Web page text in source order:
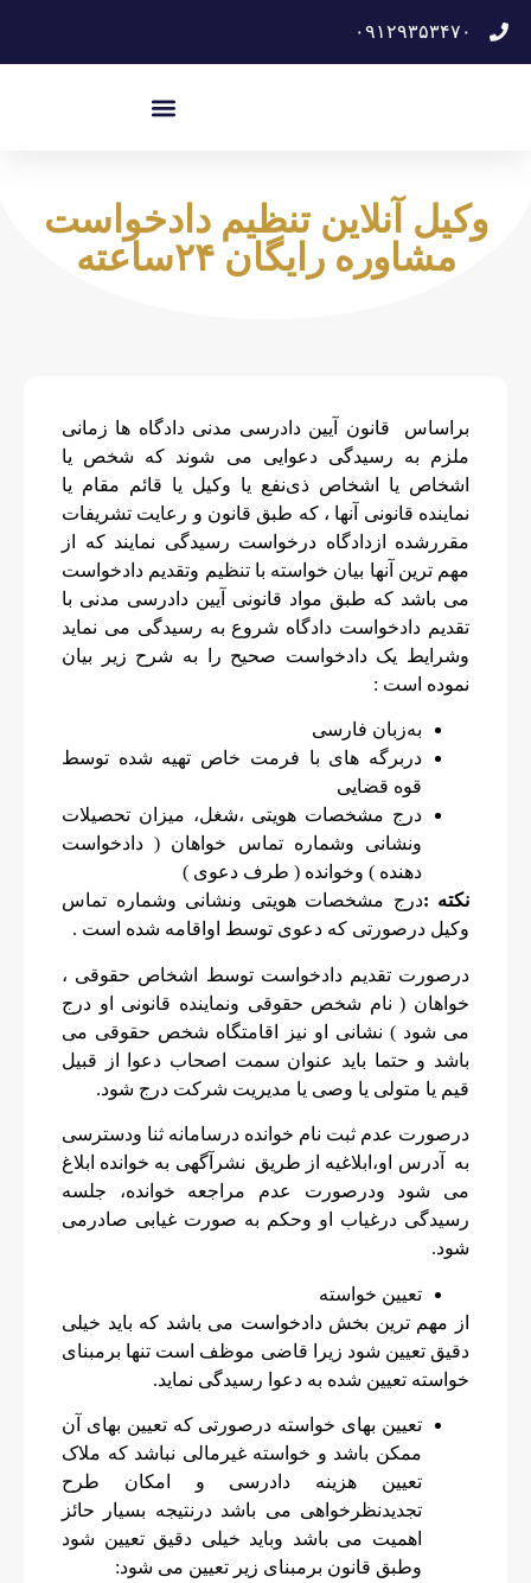
۰۹۱۲۹۳۵۳۴۷۰
وکیل آنلاین تنظیم دادخواست
مشاوره رایگان ۲۴ساعته
براساس قانون آیین دادرسی مدنی دادگاه ها زمانی
ملزم به رسیدگی دعوایی می شوند که شخص یا
اشخاص یا اشخاص ذی‌نفع یا وکیل یا قائم‌ مقام یا
نماینده قانونی آنها ، که طبق قانون و رعایت تشریفات
مقررشده ازدادگاه درخواست رسیدگی نمایند که از
مهم ترین آنها بیان خواسته با تنظیم وتقدیم دادخواست
می باشد که طبق مواد قانونی آیین دادرسی مدنی با
تقدیم دادخواست دادگاه شروع به رسیدگی می نماید
وشرایط یک دادخواست صحیح را به شرح زیر بیان
نموده است :
به‌زبان فارسی
دربرگه های با فرمت خاص تهیه شده توسط
قوه قضایی
درج مشخصات هویتی ،شغل، میزان تحصیلات
ونشانی وشماره تماس خواهان ( دادخواست
دهنده ) وخوانده ( طرف دعوی )
‌نکته :درج مشخصات هویتی ونشانی وشماره تماس
وکیل درصورتی که دعوی توسط اواقامه شده است .
درصورت تقدیم دادخواست توسط اشخاص حقوقی ،
خواهان ( نام شخص حقوقی ونماینده قانونی او درج
می شود ) نشانی او نیز اقامتگاه شخص حقوقی می
باشد و حتما باید عنوان سمت اصحاب دعوا از قبیل
قیم یا متولی یا وصی یا مدیریت شرکت درج شود.
درصورت عدم ثبت نام خوانده درسامانه ثنا ودسترسی
به آدرس او،ابلاغیه از طریق نشرآگهی به خوانده ابلاغ
می شود ودرصورت عدم مراجعه خوانده، جلسه
رسیدگی درغیاب او وحکم به صورت غیابی صادرمی
شود.
تعیین خواسته
از مهم ترین بخش دادخواست می باشد که باید خیلی
دقیق تعیین شود زیرا قاضی موظف است تنها برمبنای
خواسته تعیین شده به دعوا رسیدگی نماید.
تعیین بهای خواسته درصورتی که تعیین بهای آن
ممکن باشد و خواسته غیرمالی نباشد که ملاک
تعیین هزینه دادرسی و
امکان طرح
تجدیدنظرخواهی می باشد درنتیجه بسیار حائز
اهمیت می باشد وباید خیلی دقیق تعیین شود
وطبق قانون برمبنای زیر تعیین می شود: